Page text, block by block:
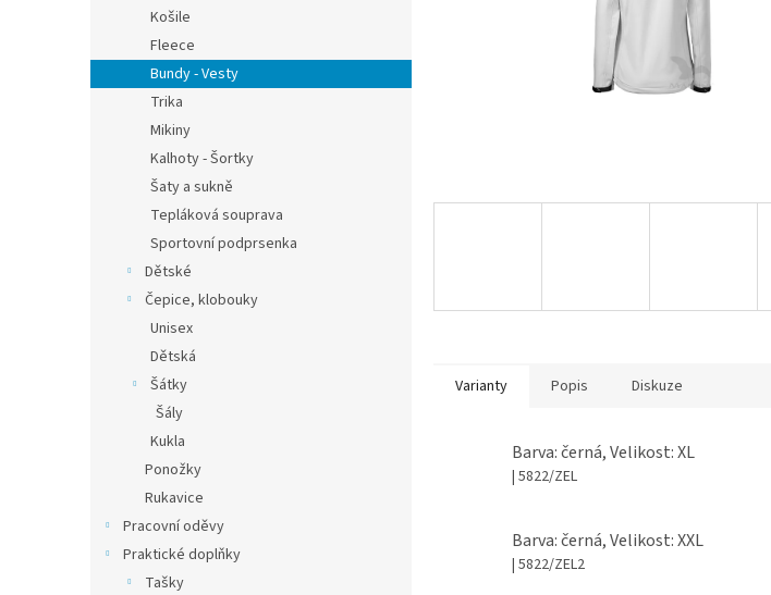
l
Košile
Fleece
Bundy - Vesty
Trika
Mikiny
Kalhoty - Šortky
Šaty a sukně
Tepláková souprava
Sportovní podprsenka
Dětské
Čepice, klobouky
Unisex
Dětská
Šátky
Šály
Kukla
Ponožky
Rukavice
Pracovní oděvy
Praktické doplňky
Tašky
Varianty Popis Diskuze
Barva: černá, Velikost: XL
| 5822/ZEL
Barva: černá, Velikost: XXL
| 5822/ZEL2